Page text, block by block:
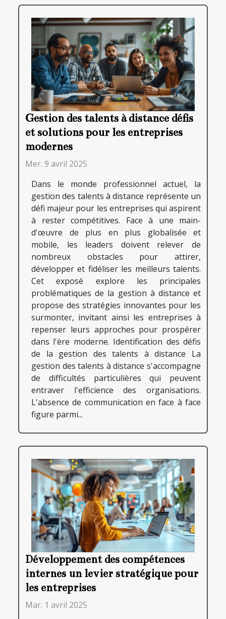
Gestion des talents à distance défis
et solutions pour les entreprises
modernes
Mer. 9 avril 2025
Dans le monde professionnel actuel, la
gestion des talents à distance représente un
défi majeur pour les entreprises qui aspirent
à rester compétitives. Face à une main-
d'œuvre de plus en plus globalisée et
mobile, les leaders doivent relever de
nombreux obstacles pour attirer,
développer et fidéliser les meilleurs talents.
Cet exposé explore les principales
problématiques de la gestion à distance et
propose des stratégies innovantes pour les
surmonter, invitant ainsi les entreprises à
repenser leurs approches pour prospérer
dans l'ère moderne. Identification des défis
de la gestion des talents à distance La
gestion des talents à distance s'accompagne
de difficultés particulières qui peuvent
entraver l'efficience des organisations.
L'absence de communication en face à face
figure parmi...
Développement des compétences
internes un levier stratégique pour
les entreprises
Mar. 1 avril 2025